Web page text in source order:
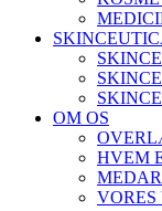
OM OS
HVEM